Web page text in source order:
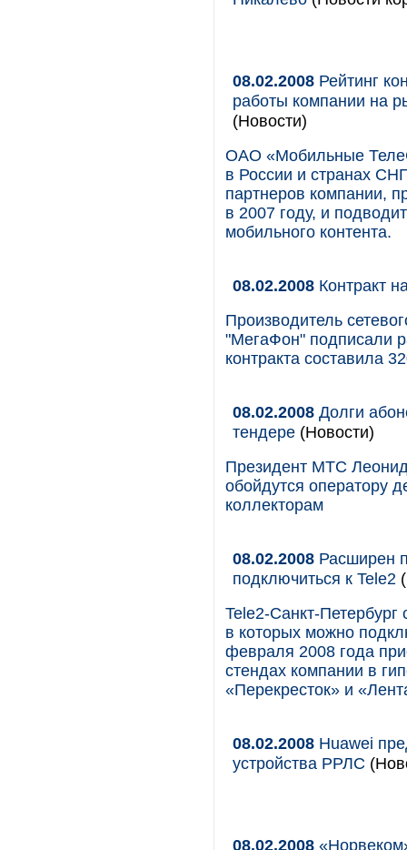
08.02.2008 Рейтинг
работы компании на
(Новости)
ОАО «Мобильные
в России и странах
партнеров компании,
в 2007 году, и
мобильного контента.
08.02.2008 Контракт
Производитель
"МегаФон" подписали
контракта составила
08.02.2008 Долги
тендере (Новости)
Президент МТС
обойдутся оператору
коллекторам
08.02.2008 Расширен
подключиться к Tele2
Tele2-Санкт-Петербург
в которых можно
февраля 2008 года
стендах компании в
«Перекресток» и
08.02.2008 Huawei
устройства РРЛС
08.02.2008